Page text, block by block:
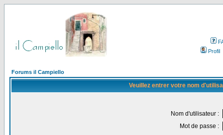
Profil
Forums il Campiello
Veuillez entrer votre nom
Nom d'utilisateur :
Mot de passe :